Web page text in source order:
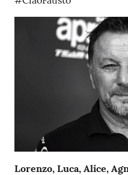
Lorenzo, Luca, Alice,